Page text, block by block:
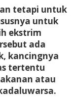
tetapi untuk
untuk
ekstrim
ada
kancingnya
tertentu
atau